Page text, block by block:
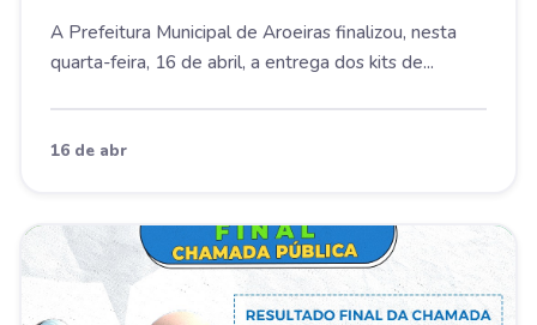
A Prefeitura Municipal de Aroeiras finalizou, nesta
quarta-feira, 16 de abril, a entrega dos kits de...
16 de abr